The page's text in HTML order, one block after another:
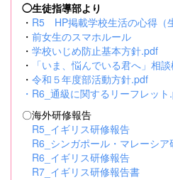
◯生徒指導部より
・ R5 HP掲載学校生活の心得（
・ 前女生のスマホルール
・ 学校いじめ防止基本方針.pdf
・
「いま、悩んでいる君へ」相
・ 令和５年度部活動方針.pdf
・ R6_通級に関するリーフレット
〇海外研修報告
R5_イギリス研修報告
R6_シンガポール・マレーシア
R6_イギリス研修報告
R7_イギリス研修報告書